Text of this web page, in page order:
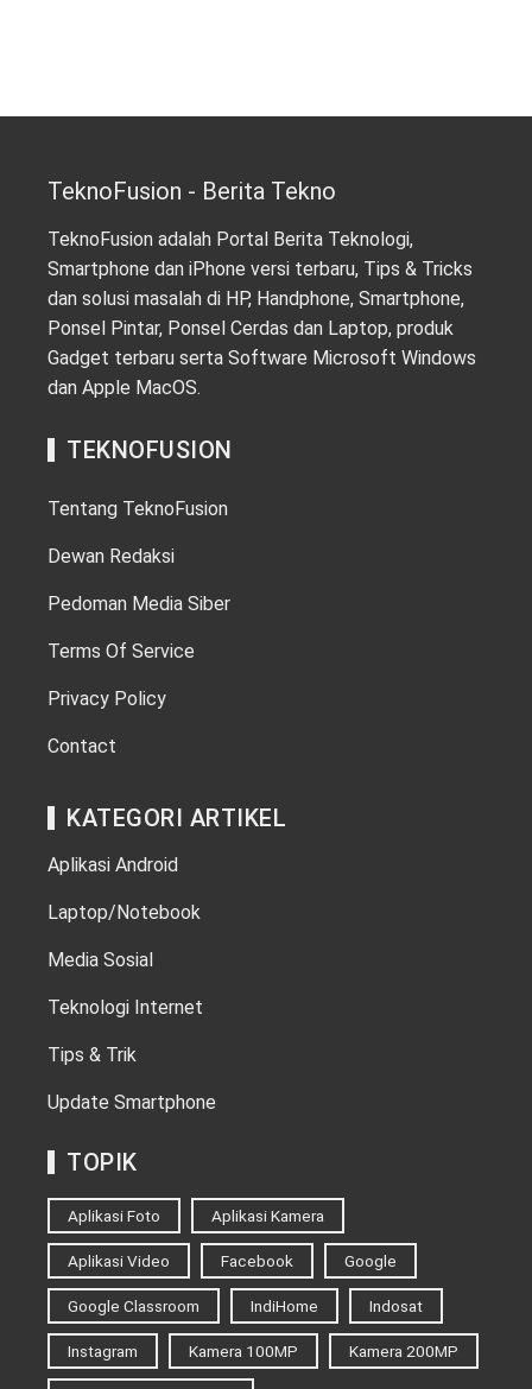
TeknoFusion - Berita Tekno
TeknoFusion adalah Portal Berita Teknologi,
Smartphone dan iPhone versi terbaru, Tips & Tricks
dan solusi masalah di HP, Handphone, Smartphone,
Ponsel Pintar, Ponsel Cerdas dan Laptop, produk
Gadget terbaru serta Software Microsoft Windows
dan Apple MacOS.
TEKNOFUSION
Tentang TeknoFusion
Dewan Redaksi
Pedoman Media Siber
Terms Of Service
Privacy Policy
Contact
KATEGORI ARTIKEL
Aplikasi Android
Laptop/Notebook
Media Sosial
Teknologi Internet
Tips & Trik
Update Smartphone
TOPIK
Aplikasi Foto Aplikasi Kamera
Aplikasi Video Facebook Google
Google Classroom IndiHome Indosat
Instagram Kamera 100MP Kamera 200MP